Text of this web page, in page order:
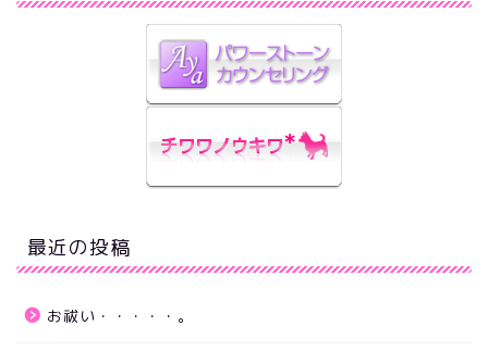
最近の投稿
お祓い・・・・・。